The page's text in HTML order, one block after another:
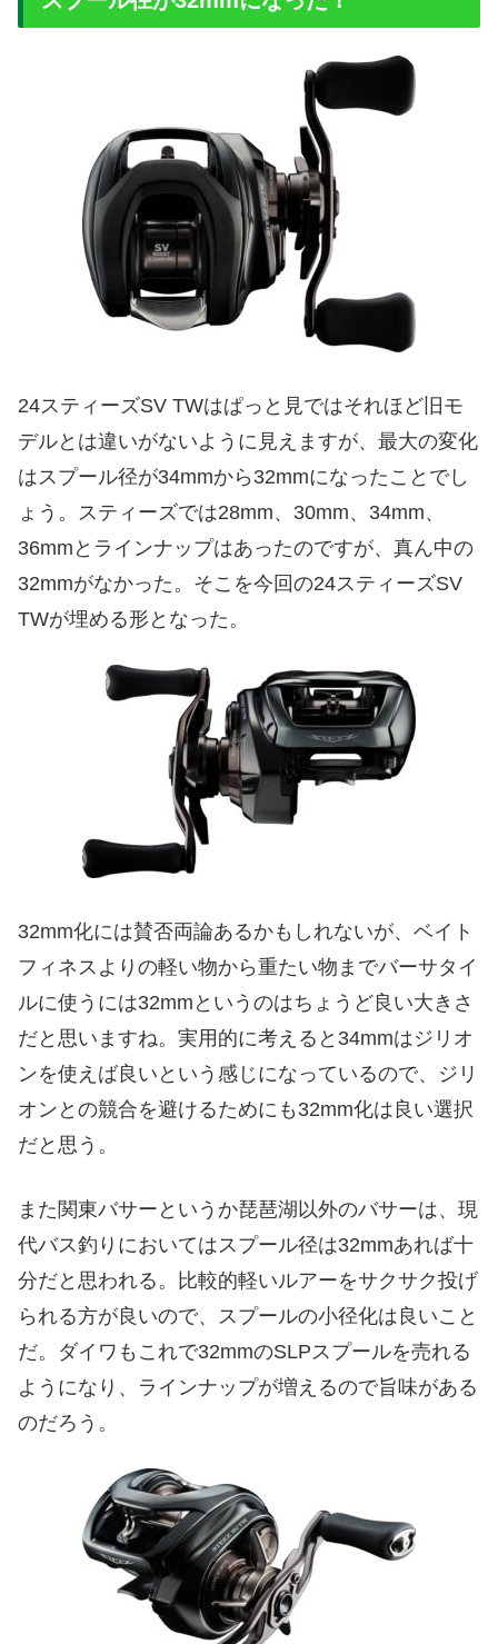
24スティーズSV TWはぱっと見ではそれほど旧モ
デルとは違いがないように見えますが、最大の変化
はスプール径が34mmから32mmになったことでし
ょう。スティーズでは28mm、30mm、34mm、
36mmとラインナップはあったのですが、真ん中の
32mmがなかった。そこを今回の24スティーズSV
TWが埋める形となった。
32mm化には賛否両論あるかもしれないが、ベイト
フィネスよりの軽い物から重たい物までバーサタイ
ルに使うには32mmというのはちょうど良い大きさ
だと思いますね。実用的に考えると34mmはジリオ
ンを使えば良いという感じになっているので、ジリ
オンとの競合を避けるためにも32mm化は良い選択
だと思う。
また関東バサーというか琵琶湖以外のバサーは、現
代バス釣りにおいてはスプール径は32mmあれば十
分だと思われる。比較的軽いルアーをサクサク投げ
られる方が良いので、スプールの小径化は良いこと
だ。ダイワもこれで32mmのSLPスプールを売れる
ようになり、ラインナップが増えるので旨味がある
のだろう。